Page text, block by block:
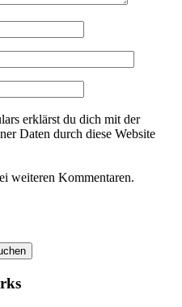
erklärst du dich mit der
Daten durch diese Website
weiteren Kommentaren.